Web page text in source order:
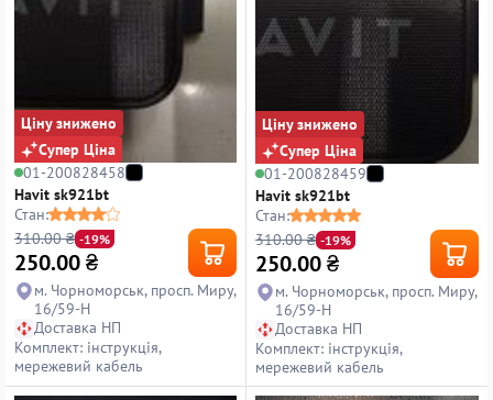
Ціну знижено
Супер Ціна
01-200828458
Havit sk921bt
Стан:
310.00 ₴ -19%
250.00₴
м. Чорноморськ, просп. Миру,
16/59-Н
Доставка НП
Комплект: інструкція,
мережевий кабель
Ціну знижено
Супер Ціна
01-200828459
Havit sk921bt
Стан:
310.00 ₴ -19%
250.00₴
м. Чорноморськ, просп. Миру,
16/59-Н
Доставка НП
Комплект: інструкція,
мережевий кабель